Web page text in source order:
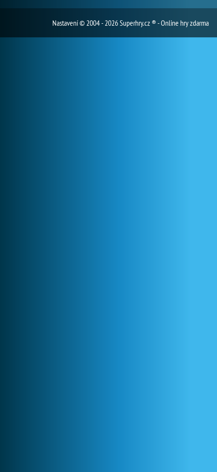
Nastavení© 2004 - 2026 Superhry.cz ® - Online hry zdarma